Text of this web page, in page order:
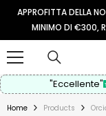
VAI AL CONTENUTO
APPROFITTA DELLA
MINIMO DI €300,
"Eccellente"
Home Products